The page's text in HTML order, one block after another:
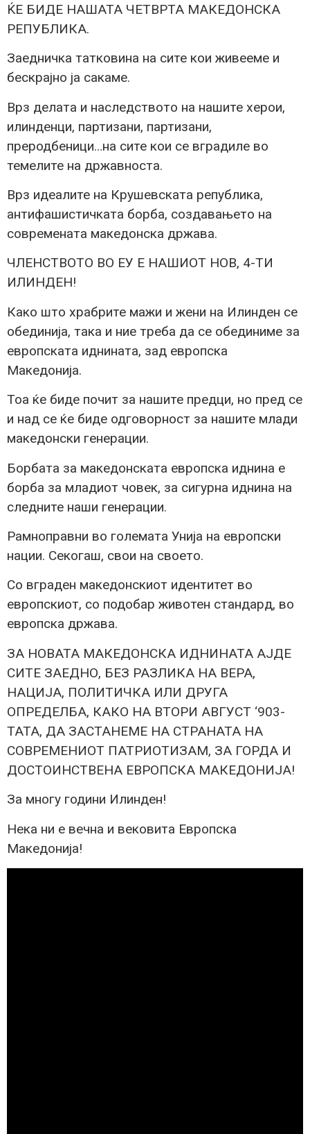
ЌЕ БИДЕ НАШАТА ЧЕТВРТА МАКЕДОНСКА
РЕПУБЛИКА.
Заедничка татковина на сите кои живееме и
бескрајно ја сакаме.
Врз делата и наследството на нашите херои,
илинденци, партизани, партизани,
преродбеници…на сите кои се вградиле во
темелите на државноста.
Врз идеалите на Крушевската република,
антифашистичката борба, создавањето на
современата македонска држава.
ЧЛЕНСТВОТО ВО ЕУ Е НАШИОТ НОВ, 4-ТИ
ИЛИНДЕН!
Како што храбрите мажи и жени на Илинден се
обединија, така и ние треба да се обединиме за
европската иднината, зад европска
Македонија.
Тоа ќе биде почит за нашите предци, но пред се
и над се ќе биде одговорност за нашите млади
македонски генерации.
Борбата за македонската европска иднина е
борба за младиот човек, за сигурна иднина на
следните наши генерации.
Рамноправни во големата Унија на европски
нации. Секогаш, свои на своето.
Со вграден македонскиот идентитет во
европскиот, со подобар животен стандард, во
европска држава.
ЗА НОВАТА МАКЕДОНСКА ИДНИНАТА АЈДЕ
СИТЕ ЗАЕДНО, БЕЗ РАЗЛИКА НА ВЕРА,
НАЦИЈА, ПОЛИТИЧКА ИЛИ ДРУГА
ОПРЕДЕЛБА, КАКО НА ВТОРИ АВГУСТ ‘903-
ТАТА, ДА ЗАСТАНЕМЕ НА СТРАНАТА НА
СОВРЕМЕНИОТ ПАТРИОТИЗАМ, ЗА ГОРДА И
ДОСТОИНСТВЕНА ЕВРОПСКА МАКЕДОНИЈА!
За многу години Илинден!
Нека ни е вечна и вековита Европска
Македонија!